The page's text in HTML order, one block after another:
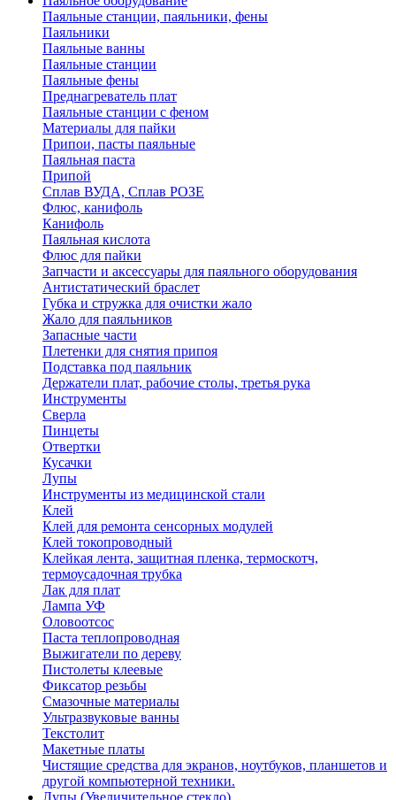
Паяльные станции, паяльники, фены
Паяльники
Паяльные ванны
Паяльные станции
Паяльные фены
Преднагреватель плат
Паяльные станции с феном
Материалы для пайки
Припои, пасты паяльные
Паяльная паста
Припой
Сплав ВУДА, Сплав РОЗЕ
Флюс, канифоль
Канифоль
Паяльная кислота
Флюс для пайки
Запчасти и аксессуары для паяльного оборудования
Антистатический браслет
Губка и стружка для очистки жало
Жало для паяльников
Запасные части
Плетенки для снятия припоя
Подставка под паяльник
Держатели плат, рабочие столы, третья рука
Инструменты
Сверла
Пинцеты
Отвертки
Кусачки
Лупы
Инструменты из медицинской стали
Клей
Клей для ремонта сенсорных модулей
Клей токопроводный
Клейкая лента, защитная пленка, термоскотч,
термоусадочная трубка
Лак для плат
Лампа УФ
Оловоотсос
Паста теплопроводная
Выжигатели по дереву
Пистолеты клеевые
Фиксатор резьбы
Смазочные материалы
Ультразвуковые ванны
Текстолит
Макетные платы
Чистящие средства для экранов, ноутбуков, планшетов и
другой компьютерной техники.
Лупы (Увеличительное стекло)